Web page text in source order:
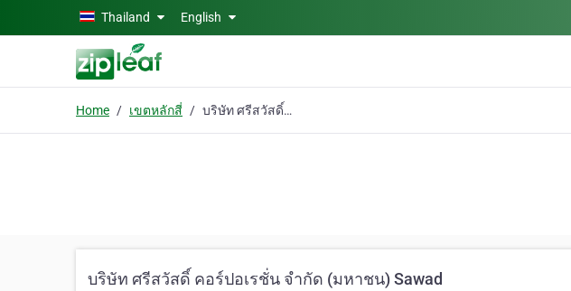
Skip to main contentThailand English
Home เขตหลักสี่ บริษัท ศรีสวัสดิ์ คอร์ปอเรชั่น จํากัด (มหาชน) Sawad
บริษัท ศรีสวัสดิ์ คอร์ปอเรชั่น จํากัด (มหาชน) Sawad